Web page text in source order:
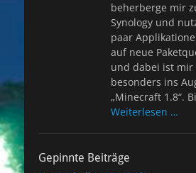
beherberge mir
Synology und
paar
auf neue
und dabei ist mir
besonders ins
„Minecraft 1.8“.
Weiterlesen …
Gepinnte Beiträge